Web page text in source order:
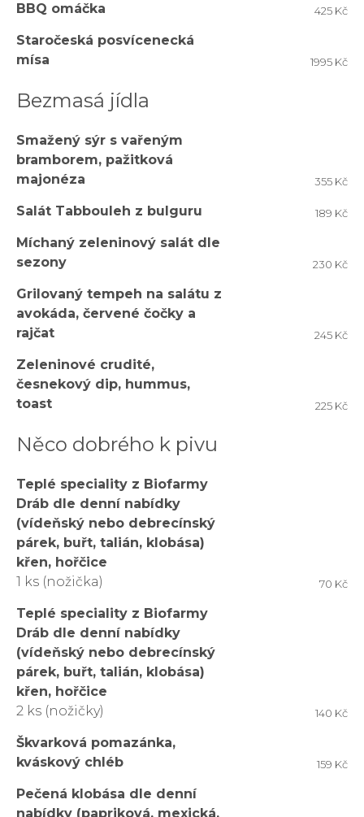
BBQ omáčka
425 Kč
Staročeská posvícenecká
mísa
1995 Kč
Bezmasá jídla
Smažený sýr s vařeným
bramborem, pažitková
majonéza
355 Kč
Salát Tabbouleh z bulguru 189 Kč
Míchaný zeleninový salát dle
sezony
230 Kč
Grilovaný tempeh na salátu z
avokáda, červené čočky a
rajčat
245 Kč
Zeleninové crudité,
česnekový dip, hummus,
toast
225 Kč
Něco dobrého k pivu
Teplé speciality z Biofarmy
Dráb dle denní nabídky
(vídeňský nebo debrecínský
párek, buřt, talián, klobása)
křen, hořčice
1 ks (nožička)
70 Kč
Teplé speciality z Biofarmy
Dráb dle denní nabídky
(vídeňský nebo debrecínský
párek, buřt, talián, klobása)
křen, hořčice
2 ks (nožičky)
140 Kč
Škvarková pomazánka,
kváskový chléb
159 Kč
Pečená klobása dle denní
nabídky (papriková, mexická,